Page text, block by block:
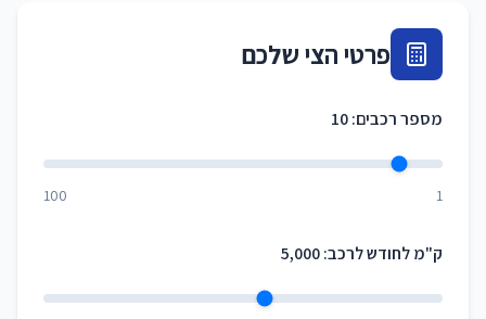
פרטי הצי שלכם
מספר רכבים:10
1
100
ק"מ לחודש לרכב:5,000